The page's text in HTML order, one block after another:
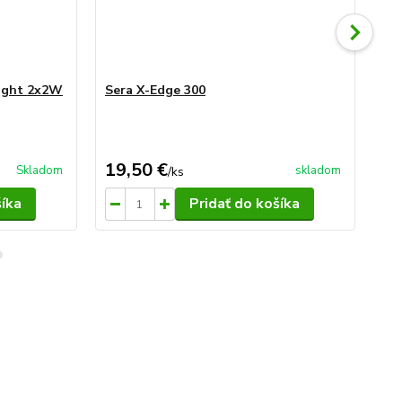
2x2W
Skladom
Sera X-Edge 300
19,50 €/ks skladom
Pridať do košíka